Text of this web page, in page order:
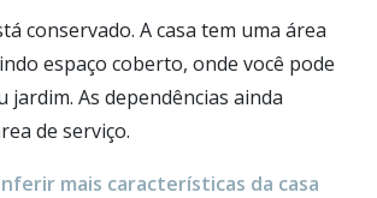
conservado. A casa tem uma área
espaço coberto, onde você pode
jardim. As dependências ainda
de serviço.
mais características da casa